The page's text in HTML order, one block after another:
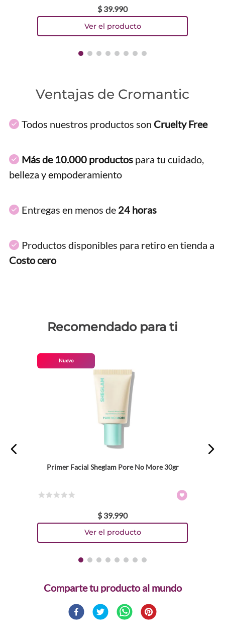
$ 39.990
Ventajas de Cromantic
Todos nuestros productos son Cruelty Free
Más de 10.000 productos para tu cuidado,
belleza y empoderamiento
Entregas en menos de 24 horas
Productos disponibles para retiro en tienda a
Costo cero
Recomendado para ti
Nuevo
Primer Facial Sheglam Pore No More 30gr
$ 39.990
Comparte